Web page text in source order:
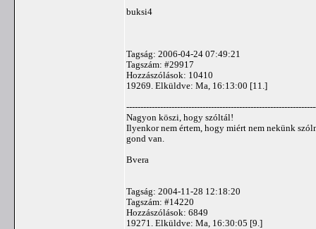
buksi4
Tagság: 2006-04-24 07:49:21
Tagszám: #29917
Hozzászólások: 10410
19269. Elküldve: Ma, 16:13:00 [11.]
Nagyon köszi, hogy szóltál!
Ilyenkor nem értem, hogy miért nem nekünk
gond van.
Bvera
Tagság: 2004-11-28 12:18:20
Tagszám: #14220
Hozzászólások: 6849
19271. Elküldve: Ma, 16:30:05 [9.]